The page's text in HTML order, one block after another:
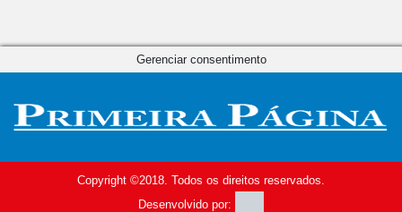
Copyright ©2018. Todos os direitos reservados.
Desenvolvido por:
Gerenciar consentimento